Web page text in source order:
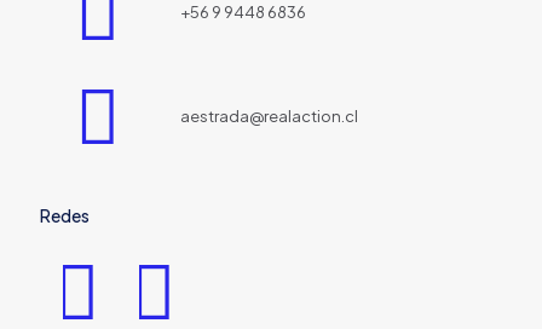
+56 9 9448 6836
aestrada@realaction.cl
Redes